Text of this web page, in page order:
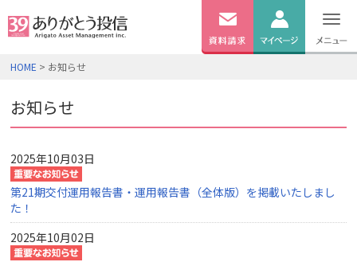
HOME > お知らせ
お知らせ
2025年10月03日
第21期交付運用報告書・運用報告書（全体版）を掲載いたしまし
た！
2025年10月02日